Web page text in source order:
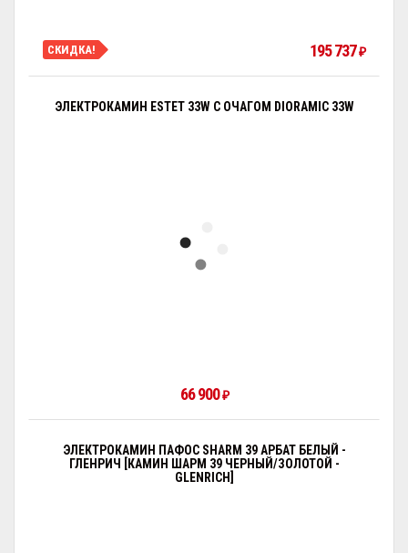
СКИДКА! 195 737₽
ЭЛЕКТРОКАМИН ESTET 33W С ОЧАГОМ DIORAMIC 33W
66 900₽
ЭЛЕКТРОКАМИН ПАФОС SHARM 39 АРБАТ БЕЛЫЙ -
ГЛЕНРИЧ [КАМИН ШАРМ 39 ЧЕРНЫЙ/ЗОЛОТОЙ -
GLENRICH]